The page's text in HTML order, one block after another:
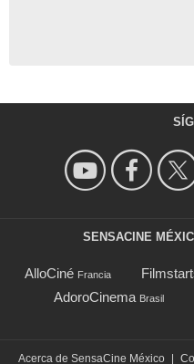
SENSACINE
AlloCiné Francia
AdoroCinema Brasil
Acerca de SensaCine México |